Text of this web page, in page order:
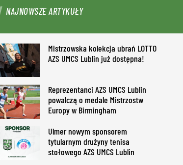
NAJNOWSZE ARTYKUŁY
Mistrzowska kolekcja ubrań LOTTO
AZS UMCS Lublin już dostępna!
Reprezentanci AZS UMCS Lublin
powalczą o medale Mistrzostw
Europy w Birmingham
Ulmer nowym sponsorem
tytularnym drużyny tenisa
stołowego AZS UMCS Lublin